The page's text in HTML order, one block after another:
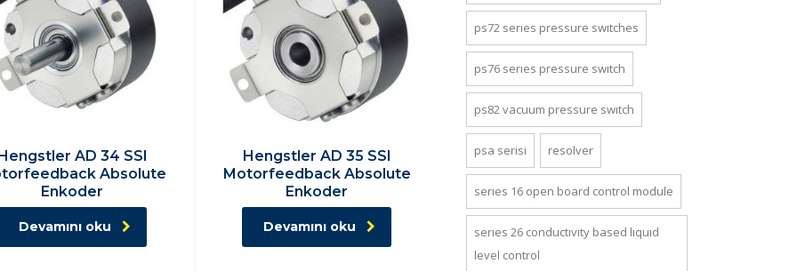
AD 34 SSI
Absolute
Enkoder
Devamını oku
Hengstler AD 35 SSI
Motorfeedback Absolute
Enkoder
Devamını oku
ps72 series pressure switches
ps76 series pressure switch
ps82 vacuum pressure switch
psa seri̇si̇ resolver
series 16 open board control module
series 26 conductivity based liquid
level control